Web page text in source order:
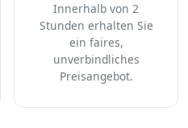
Innerhalb von 2
Stunden erhalten Sie
ein faires,
unverbindliches
Preisangebot.